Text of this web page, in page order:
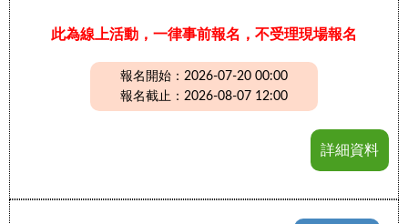
此為線上活動，一律事前報名，不受理現場報名
報名開始：2026-07-20 00:00
報名截止：2026-08-07 12:00
詳細資料